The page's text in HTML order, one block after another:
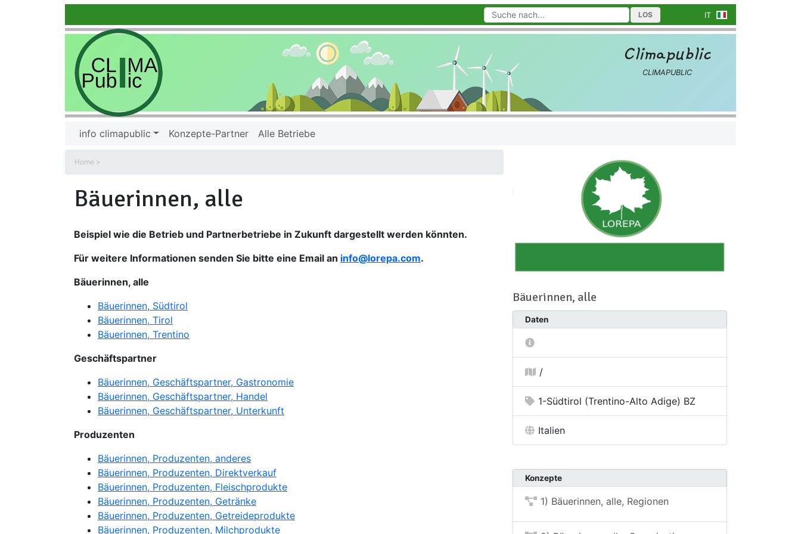
LOS IT
Climapublic
CLIMAPUBLIC
info climapublic Konzepte-Partner Alle Betriebe
Home
Bäuerinnen, alle
Beispiel wie die Betrieb und Partnerbetriebe in Zukunft dargestellt werden könnten.​
Für weitere Informationen senden Sie bitte eine Email an info@lorepa.com.​
Bäuerinnen, alle
Bäuerinnen, Südtirol
Bäuerinnen, Tirol
Bäuerinnen, Trentino
Geschäftspartner
Bäuerinnen, Geschäftspartner, Gastronomie
Bäuerinnen, Geschäftspartner, Handel
Bäuerinnen, Geschäftspartner, Unterkunft
Produzenten
Bäuerinnen, Produzenten, anderes
Bäuerinnen, Produzenten, Direktverkauf
Bäuerinnen, Produzenten, Fleischprodukte
Bäuerinnen, Produzenten, Getränke
Bäuerinnen, Produzenten, Getreideprodukte
Bäuerinnen, Produzenten, Milchprodukte
Bäuerinnen, alle
Daten
/
1-Südtirol (Trentino-Alto Adige) BZ
Italien
Konzepte
1) Bäuerinnen, alle, Regionen